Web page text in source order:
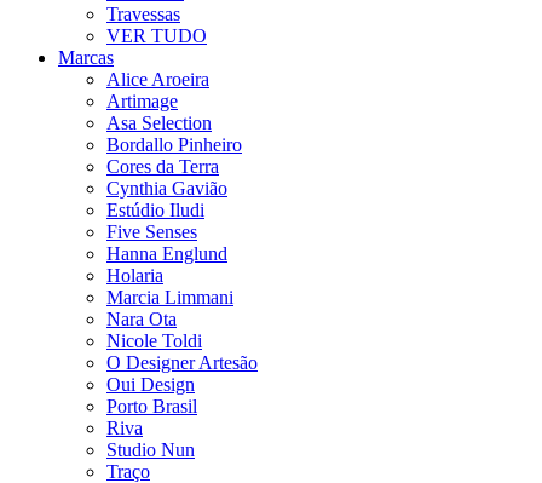
Travessas
VER TUDO
Marcas
Alice Aroeira
Artimage
Asa Selection
Bordallo Pinheiro
Cores da Terra
Cynthia Gavião
Estúdio Iludi
Five Senses
Hanna Englund
Holaria
Marcia Limmani
Nara Ota
Nicole Toldi
O Designer Artesão
Oui Design
Porto Brasil
Riva
Studio Nun
Traço